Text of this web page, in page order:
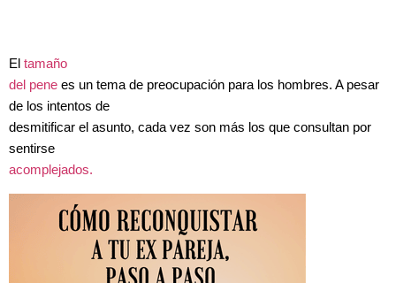
El tamaño
del pene es un tema de preocupación para los hombres. A pesar
de los intentos de
desmitificar el asunto, cada vez son más los que consultan por
sentirse
acomplejados.